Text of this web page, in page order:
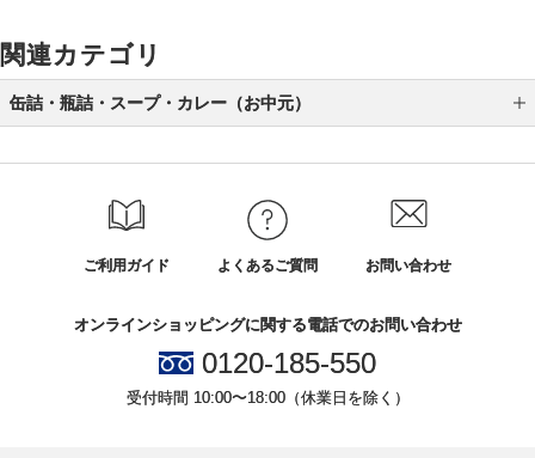
関連カテゴリ
缶詰・瓶詰・スープ・カレー（お中元）
瓶詰（お中元）
ご利用ガイド よくあるご質問 お問い合わせ
オンラインショッピングに関する電話でのお問い合わせ
0120-185-550
受付時間 10:00〜18:00（休業日を除く）